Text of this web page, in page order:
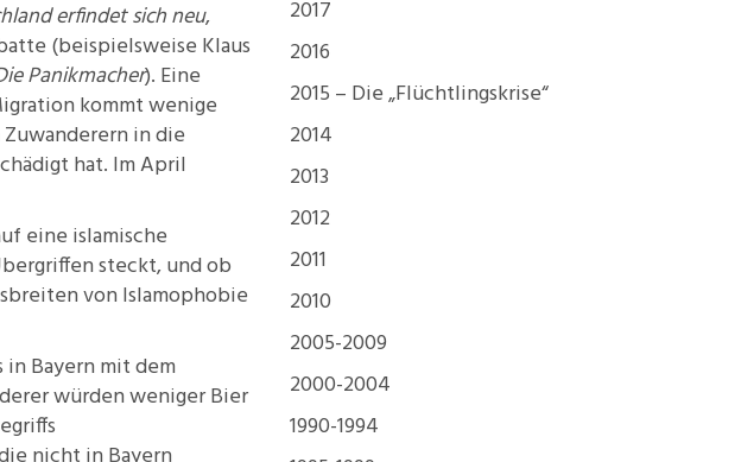
11.2: Reflections on a
Europe
11.1: Reflections on a
Europe
10.2: The Future of the Past
& Barriers
See More
Periodicals
erfindet sich neu,
(beispielsweise Klaus
Panikmacher). Eine
kommt wenige
in die
hat. Im April
eine islamische
steckt, und ob
vonIslamophobie
in Bayern mit dem
würden weniger Bier
2017
2016
2015 – Die „Flüchtlingskrise“
2014
2013
2012
2011
2010
2005-2009
2000-2004
1990-1994